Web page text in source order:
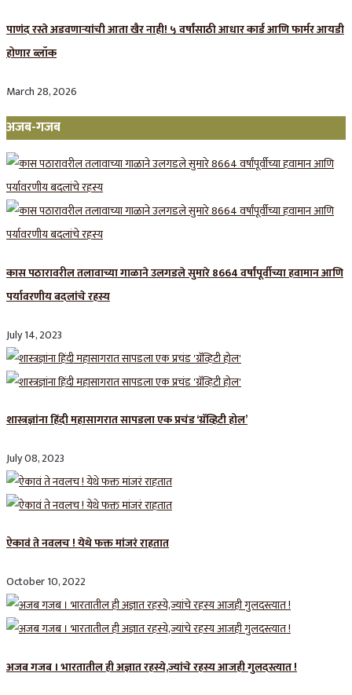
पाणंद रस्ते अडवणाऱ्यांची आता खैर नाही! ५ वर्षांसाठी आधार कार्ड आणि फार्मर आयडी
होणार ब्लॉक
March 28, 2026
अजब-गजब
कास पठारावरील तलावाच्या गाळाने उलगडले सुमारे 8664 वर्षांपूर्वीच्या हवामान आणि
पर्यावरणीय बदलांचे रहस्य
July 14, 2023
शास्त्रज्ञांना हिंदी महासागरात सापडला एक प्रचंड ‘ग्रॅव्हिटी होल’
July 08, 2023
ऐकावं ते नवलच ! येथे फक्त मांजरं राहतात
October 10, 2022
अजब गजब । भारतातील ही अज्ञात रहस्ये,ज्यांचे रहस्य आजही गुलदस्त्यात !